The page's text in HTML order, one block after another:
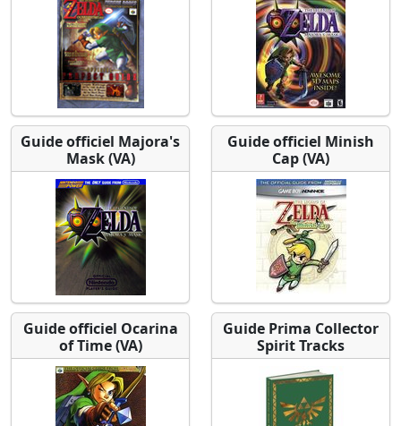
Guide officiel Majora's
Mask (VA)
Guide officiel Minish
Cap (VA)
Guide officiel Ocarina
of Time (VA)
Guide Prima Collector
Spirit Tracks